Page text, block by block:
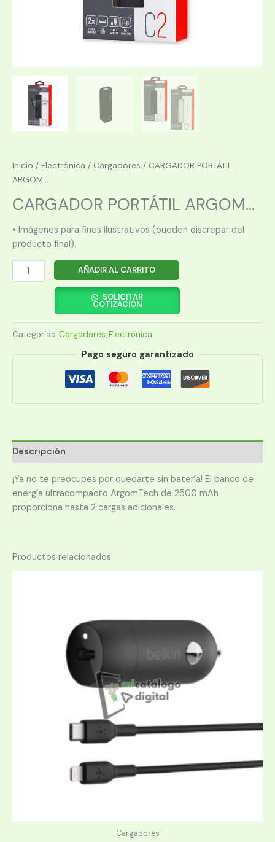
Inicio / Electrónica / Cargadores / CARGADOR PORTÁTIL
ARGOM...
CARGADOR PORTÁTIL ARGOM...
• Imágenes para fines ilustrativos (pueden discrepar del
producto final).
CARGADOR
PORTÁTIL
PB-
1130BK
AÑADIR AL CARRITO
SOLICITAR
COTIZACIÓN
Categorías: Cargadores,Electrónica
Pago seguro garantizado
Descripción
¡Ya no te preocupes por quedarte sin batería! El banco de
energía ultracompacto ArgomTech de 2500 mAh
proporciona hasta 2 cargas adicionales.
Productos relacionados
Cargadores